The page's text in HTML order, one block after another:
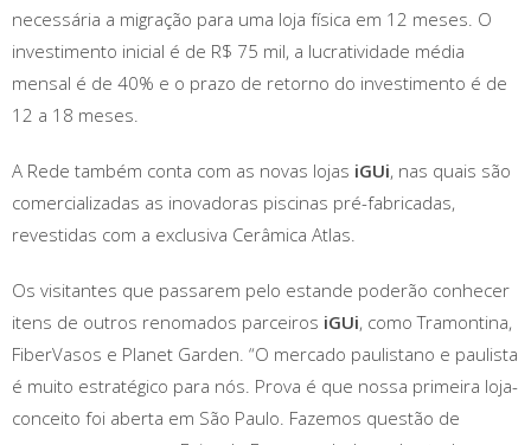
necessária a migração para uma loja física em 12 meses. O
investimento inicial é de R$ 75 mil, a lucratividade média
mensal é de 40% e o prazo de retorno do investimento é de
12 a 18 meses.
A Rede também conta com as novas lojas iGUi, nas quais são
comercializadas as inovadoras piscinas pré-fabricadas,
revestidas com a exclusiva Cerâmica Atlas.
Os visitantes que passarem pelo estande poderão conhecer
itens de outros renomados parceiros iGUi, como Tramontina,
FiberVasos e Planet Garden. “O mercado paulistano e paulista
é muito estratégico para nós. Prova é que nossa primeira loja-
conceito foi aberta em São Paulo. Fazemos questão de